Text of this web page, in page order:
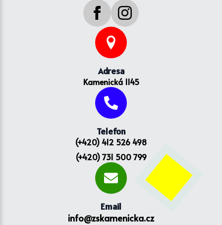
Adresa
Kamenická 1145
Telefon
(+420) 412 526 498
(+420) 731 500 799
Email
info@zskamenicka.cz